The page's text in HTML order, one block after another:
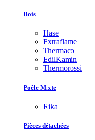
Bois
Hase
Extraflame
Thermaco
EdilKamin
Thermorossi
Poêle Mixte
Rika
Pièces détachées